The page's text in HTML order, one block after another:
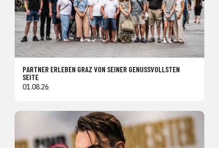
PARTNER ERLEBEN GRAZ VON SEINER GENUSSVOLLSTEN
SEITE
01.08.26